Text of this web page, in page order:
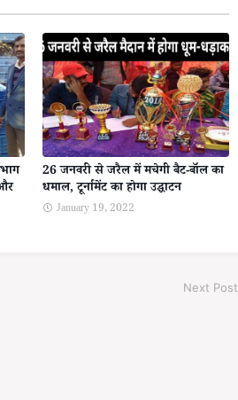
26 जनवरी से जरैल में मचेगी बैट-बॉल का
धमाल, टूर्नामेंट का होगा उद्घाटन
January 19, 2022
Next Post